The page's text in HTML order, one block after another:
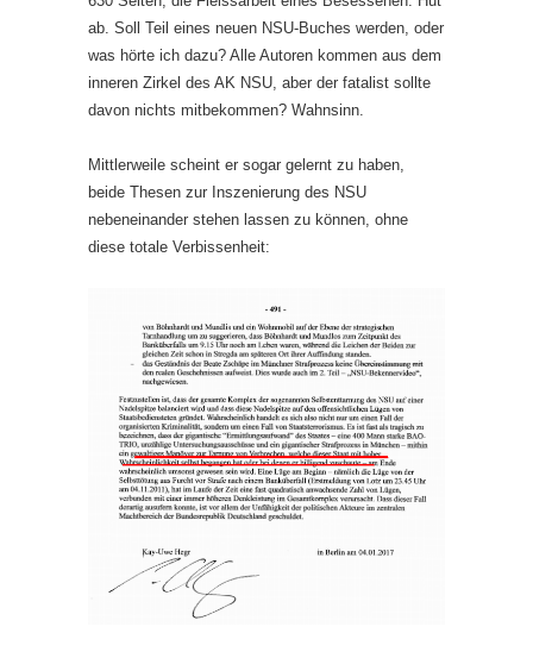
ab. Soll Teil eines neuen NSU-Buches werden, oder
was hörte ich dazu? Alle Autoren kommen aus dem
inneren Zirkel des AK NSU, aber der fatalist sollte
davon nichts mitbekommen? Wahnsinn.
Mittlerweile scheint er sogar gelernt zu haben,
beide Thesen zur Inszenierung des NSU
nebeneinander stehen lassen zu können, ohne
diese totale Verbissenheit: